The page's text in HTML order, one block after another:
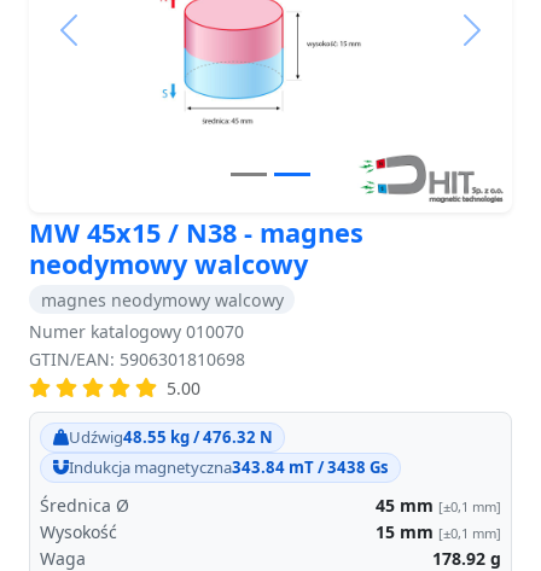
Previous Next
MW 45x15 / N38 - magnes
neodymowy walcowy
magnes neodymowy walcowy
Numer katalogowy 010070
GTIN/EAN: 5906301810698
5.00
Udźwig48.55 kg / 476.32 N
Indukcja magnetyczna343.84 mT / 3438 Gs
Średnica Ø 45 mm [±0,1 mm]
Wysokość 15 mm [±0,1 mm]
Waga 178.92 g